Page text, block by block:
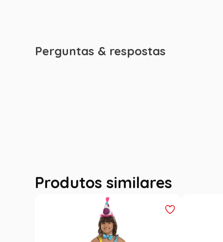
Perguntas & respostas
Produtos similares